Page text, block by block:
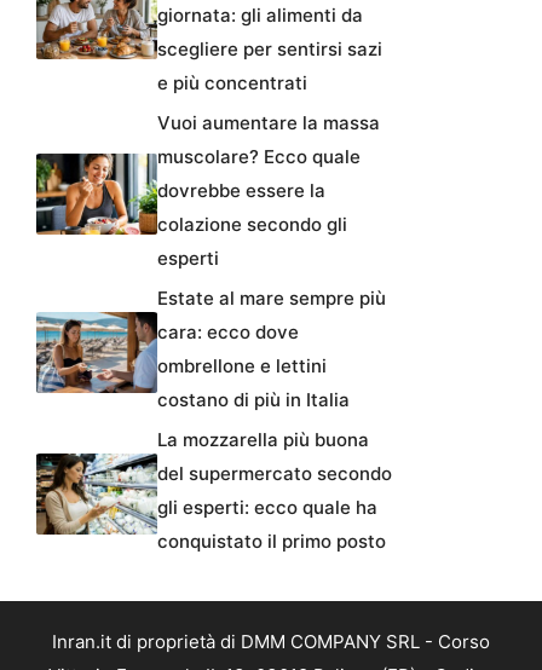
giornata: gli alimenti da
scegliere per sentirsi sazi
e più concentrati
Vuoi aumentare la massa
muscolare? Ecco quale
dovrebbe essere la
colazione secondo gli
esperti
Estate al mare sempre più
cara: ecco dove
ombrellone e lettini
costano di più in Italia
La mozzarella più buona
del supermercato secondo
gli esperti: ecco quale ha
conquistato il primo posto
Inran.it di proprietà di DMM COMPANY SRL - Corso